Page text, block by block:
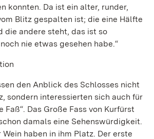
konnten. Da ist ein alter, runder,
Blitz gespalten ist; die eine Hälfte
die andere steht, das ist so
nie etwas gesehen habe.“
den Anblick des Schlosses nicht
sondern interessierten sich auch für
Das Große Fass von Kurfürst
damals eine Sehenswürdigkeit.
Wein haben in ihm Platz. Der erste